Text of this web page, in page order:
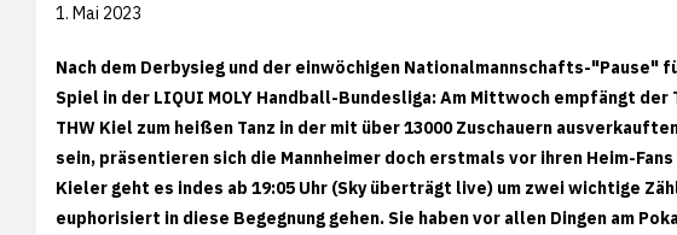
1. Mai 2023
Nach dem Derbysieg und der einwöchigen Nationalmannschafts-"Pause"
Spiel in der LIQUI MOLY Handball-Bundesliga: Am Mittwoch empfängt
THW Kiel zum heißen Tanz in der mit über 13000 Zuschauern
sein, präsentieren sich die Mannheimer doch erstmals vor ihren Heim-
Kieler geht es indes ab 19:05 Uhr (Sky überträgt live) um zwei wichtige
euphorisiert in diese Begegnung gehen. Sie haben vor allen Dingen am